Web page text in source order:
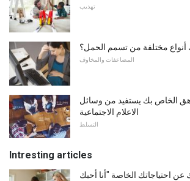
تهذيب
أنواع مختلفة من تسمم الحمل؟
المضاعفات والمخاوف
الخاص بك يستفيد من وسائل
الاعلام الاجتماعية
التسلط
Intresting articles